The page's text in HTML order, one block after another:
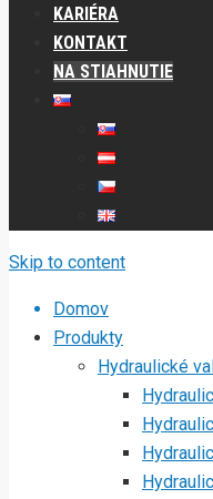
KARIÉRA
KONTAKT
NA STIAHNUTIE
Skip to content
Domov
Produkty
Hydraulické